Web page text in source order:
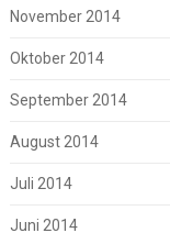
November 2014
Oktober 2014
September 2014
August 2014
Juli 2014
Juni 2014